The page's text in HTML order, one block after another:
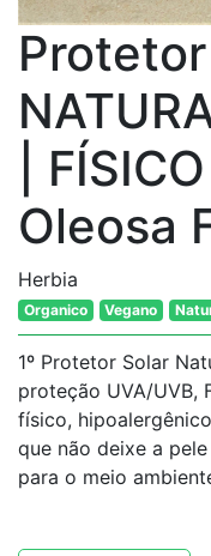
|
Oleosa
Herbia
Organico Vegano
1º Protetor Solar
proteção UVA/UVB,
físico,
que não deixe a
para o meio